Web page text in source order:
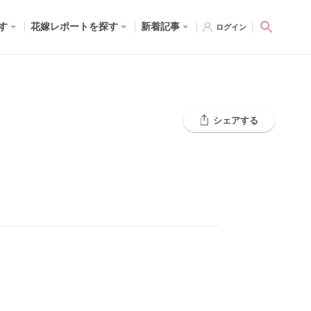
花嫁レポートを探す 新着記事 ログイン
シェアする